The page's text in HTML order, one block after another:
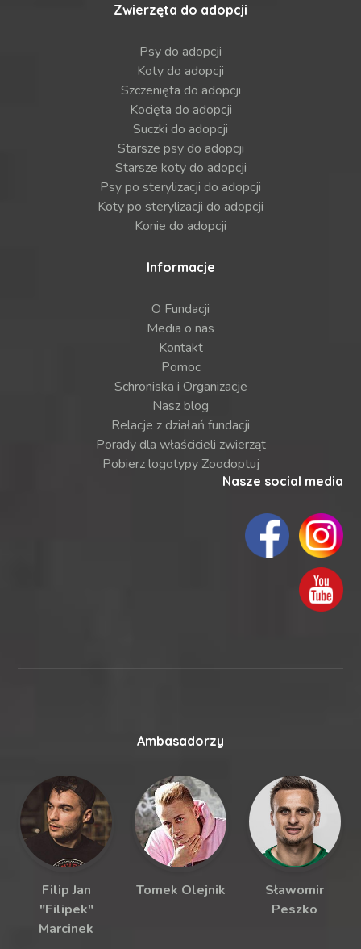
Zwierzęta do adopcji
Psy do adopcji
Koty do adopcji
Szczenięta do adopcji
Kocięta do adopcji
Suczki do adopcji
Starsze psy do adopcji
Starsze koty do adopcji
Psy po sterylizacji do adopcji
Koty po sterylizacji do adopcji
Konie do adopcji
Informacje
O Fundacji
Media o nas
Kontakt
Pomoc
Schroniska i Organizacje
Nasz blog
Relacje z działań fundacji
Porady dla właścicieli zwierząt
Pobierz logotypy Zoodoptuj
Nasze social media
Ambasadorzy
Filip Jan
"Filipek"
Marcinek
Tomek Olejnik
Sławomir
Peszko